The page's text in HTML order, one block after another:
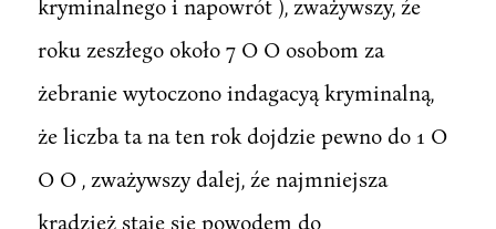
kryminalnego i napowrót ), zważywszy, źe
roku zeszłego około 7 O O osobom za
żebranie wytoczono indagacyą kryminalną,
że liczba ta na ten rok dojdzie pewno do 1 O
O O , zważywszy dalej, źe najmniejsza
kradzież staje się powodem do